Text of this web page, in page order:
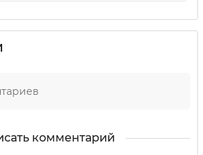
комментарий